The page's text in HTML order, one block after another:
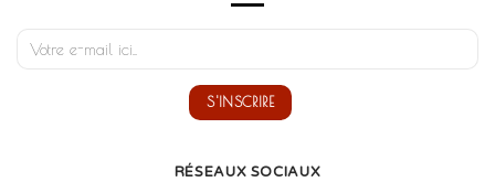
RÉSEAUX SOCIAUX